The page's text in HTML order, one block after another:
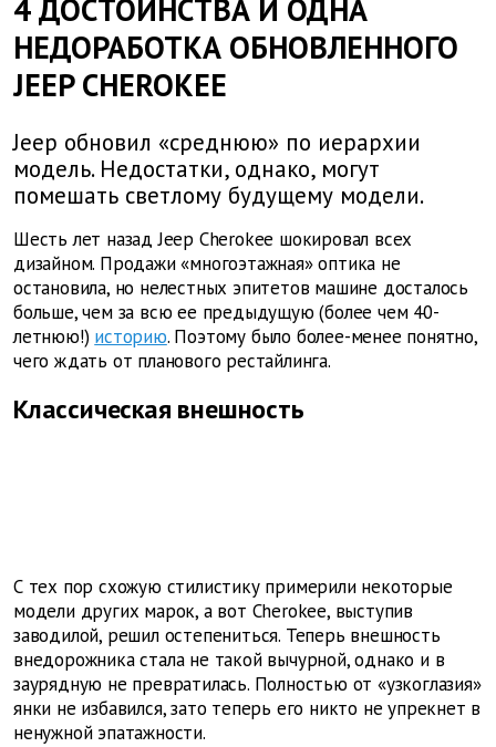
4 ДОСТОИНСТВА И ОДНА
НЕДОРАБОТКА ОБНОВЛЕННОГО
JEEP CHEROKEE
Jeep обновил «среднюю» по иерархии
модель. Недостатки, однако, могут
помешать светлому будущему модели.
Шесть лет назад Jeep Cherokee шокировал всех
дизайном. Продажи «многоэтажная» оптика не
остановила, но нелестных эпитетов машине досталось
больше, чем за всю ее предыдущую (более чем 40-
летнюю!) историю. Поэтому было более-менее понятно,
чего ждать от планового рестайлинга.
Классическая внешность
С тех пор схожую стилистику примерили некоторые
модели других марок, а вот Cherokee, выступив
заводилой, решил остепениться. Теперь внешность
внедорожника стала не такой вычурной, однако и в
заурядную не превратилась. Полностью от «узкоглазия»
янки не избавился, зато теперь его никто не упрекнет в
ненужной эпатажности.